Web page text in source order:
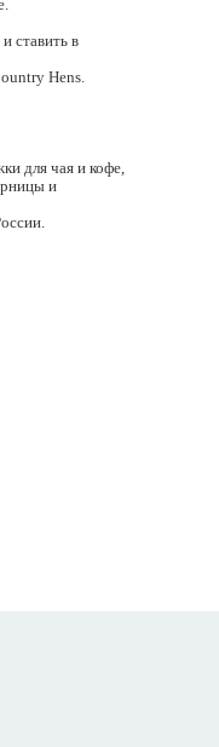
ставить в
Hens.
для чая и кофе,
и